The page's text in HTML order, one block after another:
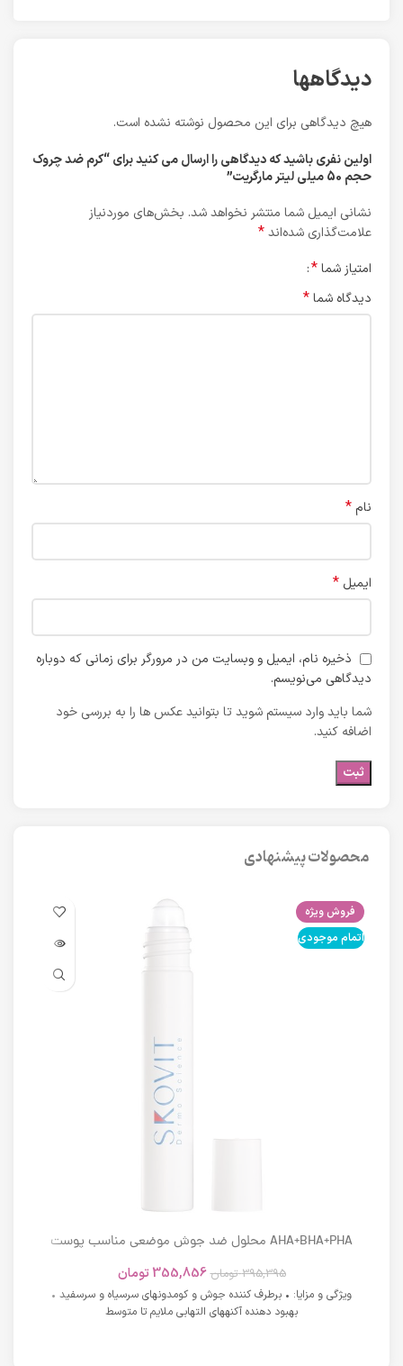
دیدگاهها
هیچ دیدگاهی برای این محصول نوشته نشده است.
اولین نفری باشید که دیدگاهی را ارسال می کنید برای “کرم ضد چروک
حجم 50 میلی لیتر مارگریت”
نشانی ایمیل شما منتشر نخواهد شد. بخش‌های موردنیاز
علامت‌گذاری شده‌اند*
امتیاز شما*
دیدگاه شما*
نام *
ایمیل *
ذخیره نام، ایمیل و وبسایت من در مرورگر برای زمانی که دوباره
دیدگاهی می‌نویسم.
شما باید وارد سیستم شوید تا بتوانید عکس ها را به بررسی خود
اضافه کنید.
محصولات پیشنهادی
فروش ویژه
اتمام موجودی
AHA+BHA+PHA محلول ضد جوش موضعی مناسب پوست
395,395 تومان 355,856 تومان
ویژگی و مزایا: • برطرف کننده جوش و کومدونهای سرسیاه و سرسفید •
بهبود دهنده آکنههای التهابی ملایم تا متوسط